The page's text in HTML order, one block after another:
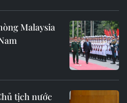
Malaysia
tịch nước